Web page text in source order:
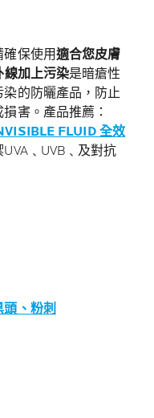
保使用適合您皮膚
線加上污染是暗瘡性
的防曬產品，防止
害。產品推薦：
FLUID 全效
及對抗
、粉刺